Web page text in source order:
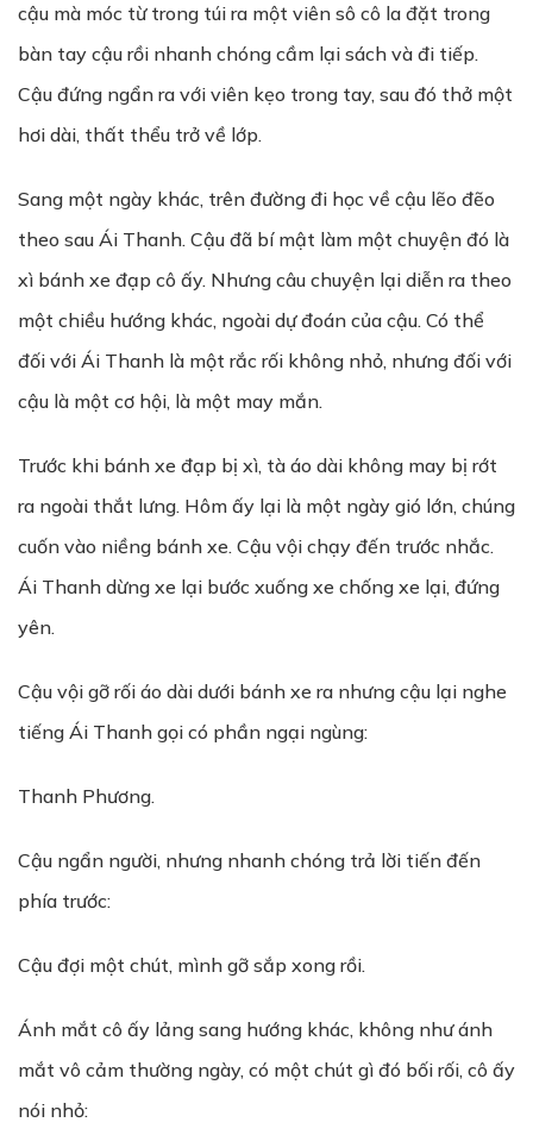
cậu mà móc từ trong túi ra một viên sô cô la đặt trong
bàn tay cậu rồi nhanh chóng cầm lại sách và đi tiếp.
Cậu đứng ngẩn ra với viên kẹo trong tay, sau đó thở một
hơi dài, thất thểu trở về lớp.
Sang một ngày khác, trên đường đi học về cậu lẽo đẽo
theo sau Ái Thanh. Cậu đã bí mật làm một chuyện đó là
xì bánh xe đạp cô ấy. Nhưng câu chuyện lại diễn ra theo
một chiều hướng khác, ngoài dự đoán của cậu. Có thể
đối với Ái Thanh là một rắc rối không nhỏ, nhưng đối với
cậu là một cơ hội, là một may mắn.
Trước khi bánh xe đạp bị xì, tà áo dài không may bị rớt
ra ngoài thắt lưng. Hôm ấy lại là một ngày gió lớn, chúng
cuốn vào niềng bánh xe. Cậu vội chạy đến trước nhắc.
Ái Thanh dừng xe lại bước xuống xe chống xe lại, đứng
yên.
Cậu vội gỡ rối áo dài dưới bánh xe ra nhưng cậu lại nghe
tiếng Ái Thanh gọi có phần ngại ngùng:
Thanh Phương.
Cậu ngẩn người, nhưng nhanh chóng trả lời tiến đến
phía trước:
Cậu đợi một chút, mình gỡ sắp xong rồi.
Ánh mắt cô ấy lảng sang hướng khác, không như ánh
mắt vô cảm thường ngày, có một chút gì đó bối rối, cô ấy
nói nhỏ: